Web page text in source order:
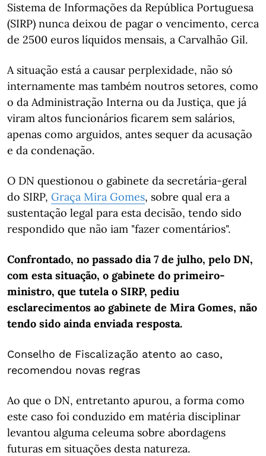
Sistema de Informações da República Portuguesa
(SIRP) nunca deixou de pagar o vencimento, cerca
de 2500 euros líquidos mensais, a Carvalhão Gil.
A situação está a causar perplexidade, não só
internamente mas também noutros setores, como
o da Administração Interna ou da Justiça, que já
viram altos funcionários ficarem sem salários,
apenas como arguidos, antes sequer da acusação
e da condenação.
O DN questionou o gabinete da secretária-geral
do SIRP, Graça Mira Gomes, sobre qual era a
sustentação legal para esta decisão, tendo sido
respondido que não iam "fazer comentários".
Confrontado, no passado dia 7 de julho, pelo DN,
com esta situação, o gabinete do primeiro-
ministro, que tutela o SIRP, pediu
esclarecimentos ao gabinete de Mira Gomes, não
tendo sido ainda enviada resposta.
Conselho de Fiscalização atento ao caso,
recomendou novas regras
Ao que o DN, entretanto apurou, a forma como
este caso foi conduzido em matéria disciplinar
levantou alguma celeuma sobre abordagens
futuras em situações desta natureza.